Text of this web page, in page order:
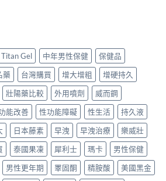
Titan Gel 中年男性保健
保健品
藥 台灣購買 增大增粗
增硬持久
壯陽藥比較 外用噴劑
威而鋼
能改善 性功能障礙 性生活
持久液
日本藤素 早洩 早洩治療
樂威壯
泰國果凍 犀利士 瑪卡
男性保健
男性更年期 睪固酮 精胺酸
美國黑金